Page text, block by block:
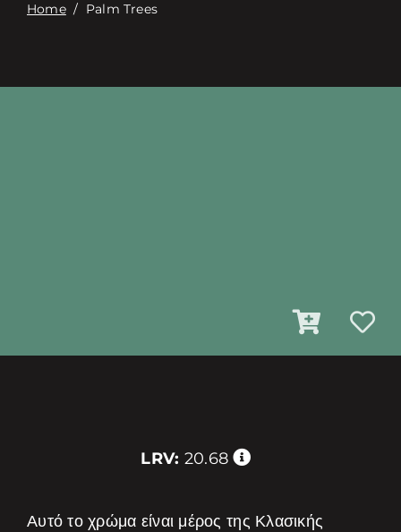
Home/ Palm Trees
LRV: 20.68
Αυτό το χρώμα είναι μέρος της Κλασικής